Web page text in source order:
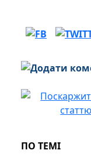
ПО ТЕМІ